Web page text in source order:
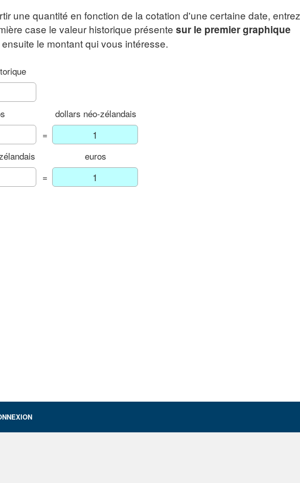
une quantité en fonction de la cotation d'une certaine date, entrez
case le valeur historique présente sur le premier graphique
le montant qui vous intéresse.
dollars néo-zélandais
=
euros
=